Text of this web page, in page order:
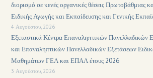
διορισμό σε κενές οργανικές θέσεις Πρωτοβάθμιας
Ειδικής Αγωγής και Εκπαίδευσης και Γενικής
4 Αυγούστου, 2026
Εξεταστικά Κέντρα Επαναληπτικών
και Επαναληπτικών Πανελλαδικών Εξετάσεων
Μαθημάτων ΓΕΛ και ΕΠΑΛ έτους 2026
3 Αυγούστου, 2026